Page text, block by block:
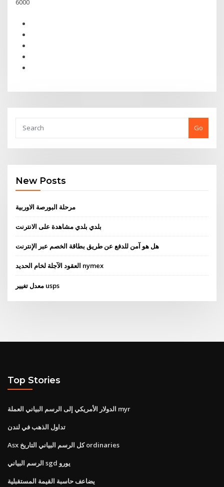
6000
Go
New Posts
مرحلة البورصة الاوربية
بلدي بلدي مشاهدة على الانترنت
هل هو آمن للدفع عن طريق بطاقة الخصم عبر الإنترنت
العقود الآجلة لخام الحديد nymex
معدل تغيير usps
Top Stories
الدولار الأمريكي إلى الرسم البياني العملة myr
تداول الذهب في لندن
Asx كل الرسم البياني التاريخ ordinaries
الرسم البياني sgd يورو
يضاعف حاسبة القيمة المستقبلية